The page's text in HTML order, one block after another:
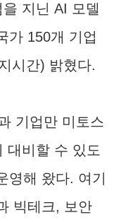
지닌 AI 모델
가 150개 기업
시간) 밝혔다.
기업만 미토스
대비할 수 있도
영해 왔다. 여기
빅테크, 보안